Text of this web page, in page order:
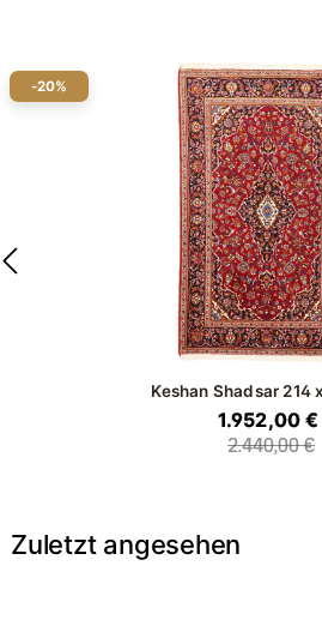
-20%
Keshan Shadsar 214
1.952,00 €
2.440,00 €
Zuletzt angesehen